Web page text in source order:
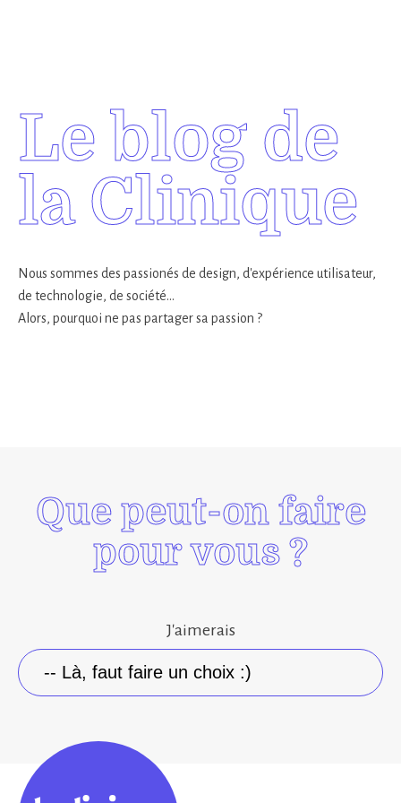
Le blog de
la Clinique
Nous sommes des passionés de design, d'expérience utilisateur,
de technologie, de société...
Alors, pourquoi ne pas partager sa passion ?
Que peut-on faire
pour vous ?
J'aimerais